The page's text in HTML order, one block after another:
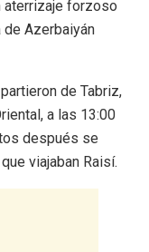
aterrizaje forzoso
de Azerbaiyán
de Tabriz,
a las 13:00
después se
viajaban Raisí.